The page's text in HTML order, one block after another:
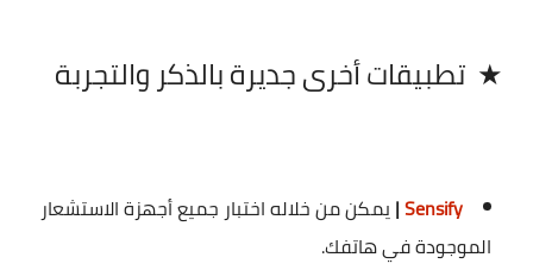
★ تطبيقات أخرى جديرة بالذكر والتجربة
Sensify
| يمكن من خلاله اختبار جميع أجهزة الاستشعار
الموجودة في هاتفك.